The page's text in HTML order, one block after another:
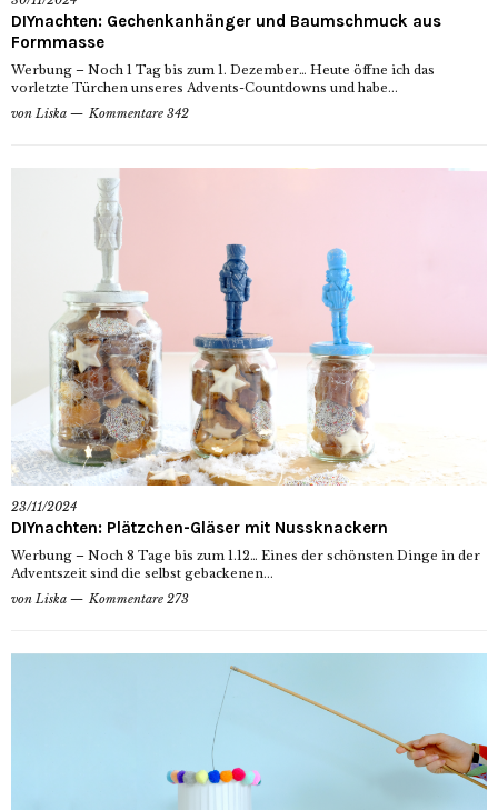
DIYnachten: Gechenkanhänger und Baumschmuck aus
Formmasse
Werbung – Noch 1 Tag bis zum 1. Dezember… Heute öffne ich das
vorletzte Türchen unseres Advents-Countdowns und habe...
von Liska Kommentare 342
23/11/2024
DIYnachten: Plätzchen-Gläser mit Nussknackern
Werbung – Noch 8 Tage bis zum 1.12… Eines der schönsten Dinge in der
Adventszeit sind die selbst gebackenen...
von Liska Kommentare 273